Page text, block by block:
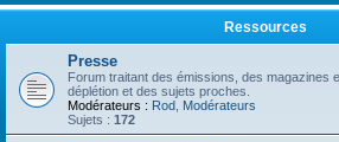
Ressources
Presse
Forum traitant des émissions, des magazines
déplétion et des sujets proches.
Modérateurs : Rod Modérateurs
Sujets : 172